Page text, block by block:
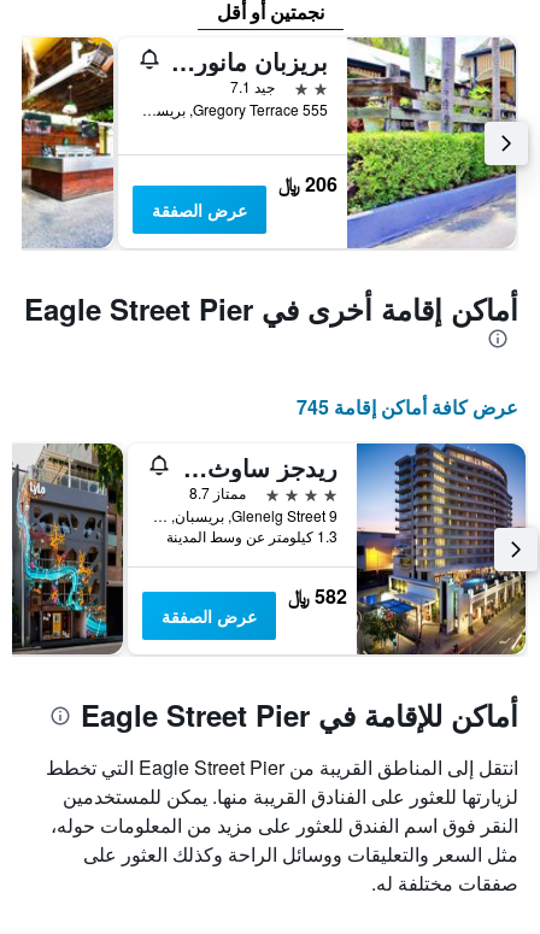
نجمتين أو أقل
بريزبان مانور هوتل
2 نجمتين
جيد 7.1
555 Gregory Terrace, بريسبان, QLD, أستراليا
206 ﷼
عرض الصفقة
أماكن إقامة أخرى في Eagle Street Pier
عرض كافة أماكن إقامة 745
ريدجز ساوث بانك بريسبان
4 نجوم
ممتاز 8.7
9 Glenelg Street, بريسبان, QLD, أستراليا
1.3 كيلومتر عن وسط المدينة
582 ﷼
عرض الصفقة
أماكن للإقامة في Eagle Street Pier
انتقل إلى المناطق القريبة من Eagle Street Pier التي تخطط
لزيارتها للعثور على الفنادق القريبة منها. يمكن للمستخدمين
النقر فوق اسم الفندق للعثور على مزيد من المعلومات حوله،
مثل السعر والتعليقات ووسائل الراحة وكذلك العثور على
صفقات مختلفة له.